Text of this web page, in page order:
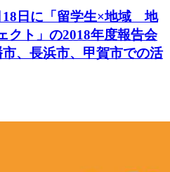
18日に「留学生×地域 地
クト」の2018年度報告会
、長浜市、甲賀市での活